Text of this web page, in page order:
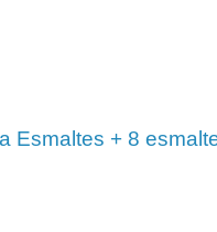
Esmaltes + 8